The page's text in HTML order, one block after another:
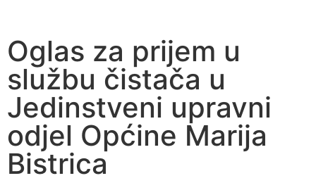
Oglas za prijem u
službu čistača u
Jedinstveni upravni
odjel Općine Marija
Bistrica